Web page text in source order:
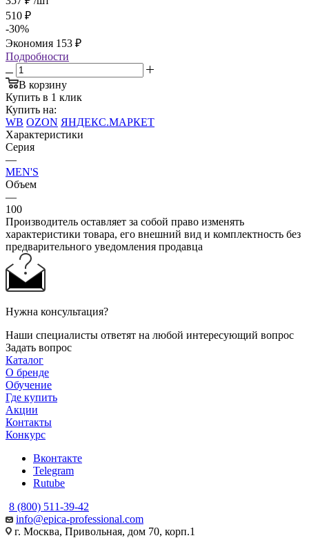
510 ₽
-30%
Экономия 153 ₽
Подробности
В корзину
Купить в 1 клик
Купить на:
WB OZON ЯНДЕКС.МАРКЕТ
Характеристики
Серия
—
MEN'S
Объем
—
100
Производитель оставляет за собой право изменять
характеристики товара, его внешний вид и комплектность без
предварительного уведомления продавца
Нужна консультация?
Наши специалисты ответят на любой интересующий вопрос
Задать вопрос
Каталог
О бренде
Обучение
Где купить
Акции
Контакты
Конкурс
Вконтакте
Telegram
Rutube
8 (800) 511-39-42
info@epica-professional.com
г. Москва, Привольная, дом 70, корп.1